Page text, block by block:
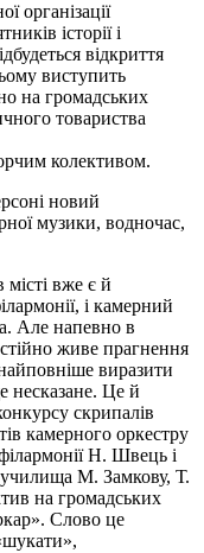
організації
історії і
відкриття
виступить
на громадських
товариства
колективом.
новий
музики, водночас,
вже є й
і камерний
Але напевно в
живе прагнення
виразити
несказане. Це й
скрипалів
камерного оркестру
Н. Швець і
училища М. Замкову, Т.
на громадських
Слово це